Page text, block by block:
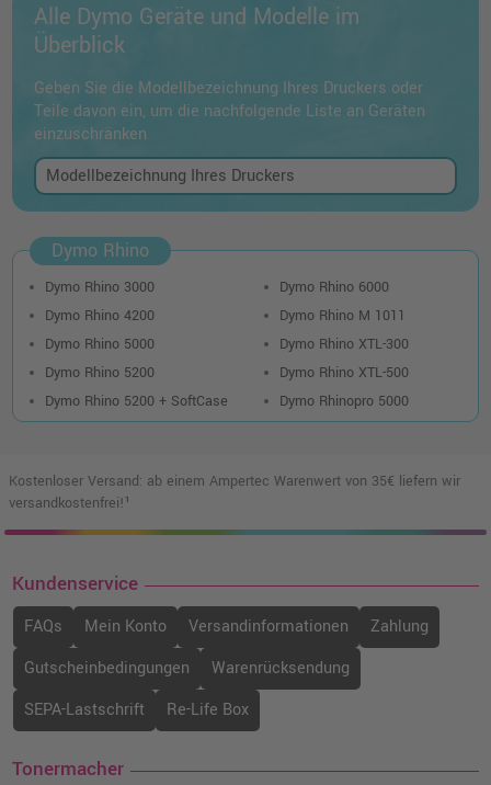
Alle Dymo Geräte und Modelle im
Überblick
Geben Sie die Modellbezeichnung Ihres Druckers oder
Teile davon ein, um die nachfolgende Liste an Geräten
einzuschränken
Dymo Rhino
Dymo Rhino 3000
Dymo Rhino 4200
Dymo Rhino 5000
Dymo Rhino 5200
Dymo Rhino 5200 + SoftCase
Dymo Rhino 6000
Dymo Rhino M 1011
Dymo Rhino XTL-300
Dymo Rhino XTL-500
Dymo Rhinopro 5000
Kostenloser Versand: ab einem Ampertec Warenwert von 35€ liefern wir
versandkostenfrei!¹
Kundenservice
FAQs Mein Konto Versandinformationen
Zahlung
Gutscheinbedingungen
Warenrücksendung
SEPA-Lastschrift
Re-Life Box
Tonermacher